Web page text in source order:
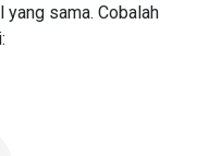
yang sama. Cobalah